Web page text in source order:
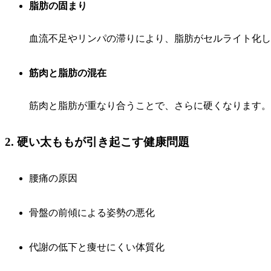
脂肪の固まり
血流不足やリンパの滞りにより、脂肪がセルライト化
筋肉と脂肪の混在
筋肉と脂肪が重なり合うことで、さらに硬くなります。
2. 硬い太ももが引き起こす健康問題
腰痛の原因
骨盤の前傾による姿勢の悪化
代謝の低下と痩せにくい体質化